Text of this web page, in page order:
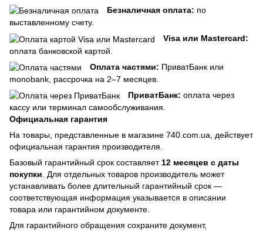
Безналичная оплата: по
выставленному счету.
Visa или Mastercard:
оплата банковской картой.
Оплата частями: ПриватБанк или
monobank, рассрочка на 2–7 месяцев.
ПриватБанк: оплата через
кассу или терминал самообслуживания.
Официальная гарантия
На товары, представленные в магазине 740.com.ua, действует
официальная гарантия производителя.
Базовый гарантийный срок составляет12 месяцев с даты
покупки. Для отдельных товаров производитель может
устанавливать более длительный гарантийный срок —
соответствующая информация указывается в описании
товара или гарантийном документе.
Для гарантийного обращения сохраните документ,